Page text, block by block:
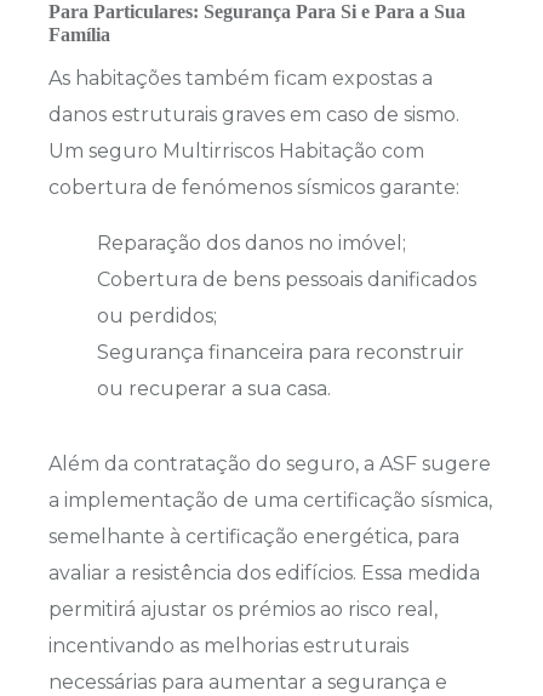
Para Particulares: Segurança Para Si e Para a Sua
Família
As habitações também ficam expostas a
danos estruturais graves em caso de sismo.
Um seguro Multirriscos Habitação com
cobertura de fenómenos sísmicos garante:
Reparação dos danos no imóvel;
Cobertura de bens pessoais danificados
ou perdidos;
Segurança financeira para reconstruir
ou recuperar a sua casa.
Além da contratação do seguro, a ASF sugere
a implementação de uma certificação sísmica,
semelhante à certificação energética, para
avaliar a resistência dos edifícios. Essa medida
permitirá ajustar os prémios ao risco real,
incentivando as melhorias estruturais
necessárias para aumentar a segurança e